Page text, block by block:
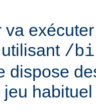
va
/
dispose